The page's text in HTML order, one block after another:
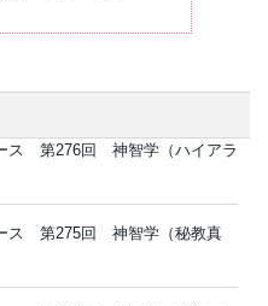
ス 第276回 神智学（ハイアラ
ス 第275回 神智学（秘教真